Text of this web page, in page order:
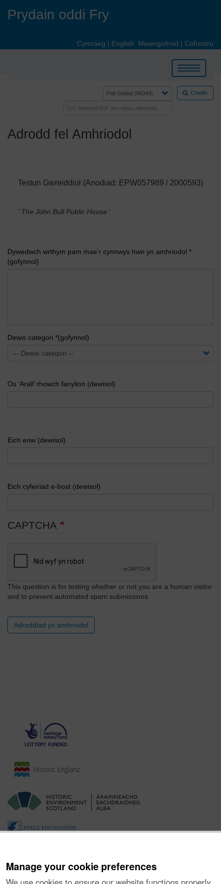
Manage your cookie preferences
Prydain oddi Fry
Cymraeg | English Mewngofnod | Cofrestru
Toggle
navigation
Chwilio
Adrodd fel Amhriodol
Testun Gwreiddiol (Anodiad: EPW057989 / 2000593)
' The John Bull Public House '
Dywedwch wrthym pam mae’r cynnwys hwn yn amhriodol *
(gofynnol)
Dewis categori *(gofynnol)
Os ‘Arall’ rhowch fanylion (dewisol)
Eich enw (dewisol)
Eich cyfeiriad e-bost (dewisol)
CAPTCHA
This question is for testing whether or not you are a human visitor
and to prevent automated spam submissions.
Adroddiad yn amhriodol